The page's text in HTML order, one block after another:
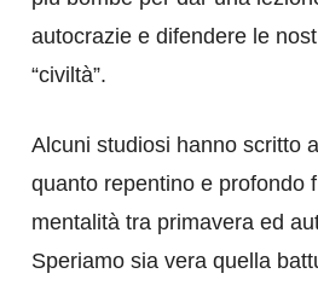
autocrazie e difendere le
“civiltà”.
Alcuni studiosi hanno scritto
quanto repentino e profondo
mentalità tra primavera ed
Speriamo sia vera quella